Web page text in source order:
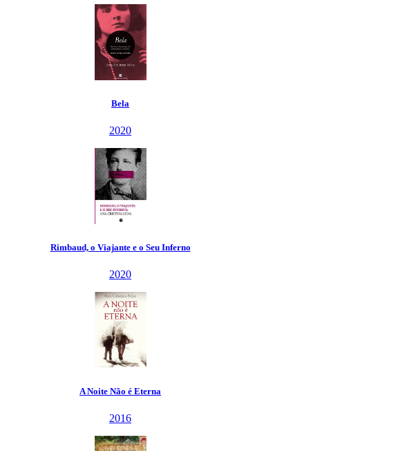
Bela
2020
Rimbaud, o Viajante e o Seu Inferno
2020
A Noite Não é Eterna
2016